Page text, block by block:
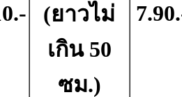
(ยาวไม่
เกิน 50
ซม.)